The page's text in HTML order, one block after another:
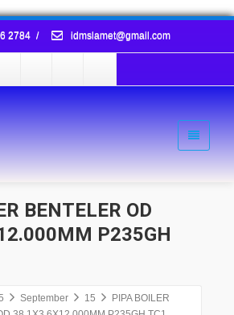
2784 / idmslamet@gmail.com
BENTELER OD
P235GH
September 15
PIPA BOILER